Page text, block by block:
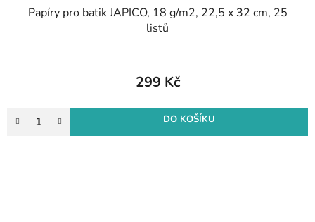
Papíry pro batik JAPICO, 18 g/m2, 22,5 x 32 cm, 25
listů
299 Kč
DO KOŠÍKU